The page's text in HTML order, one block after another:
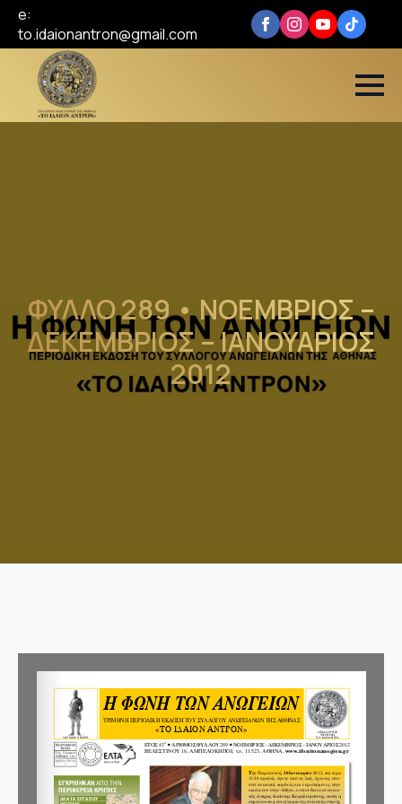
e:
to.idaionantron@gmail.com
ΦΥΛΛΟ 289 • ΝΟΕΜΒΡΙΟΣ –
ΔΕΚΕΜΒΡΙΟΣ – ΙΑΝΟΥΑΡΙΟΣ
2012